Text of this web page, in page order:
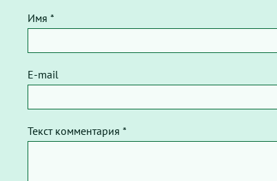
Имя *
E-mail
Текст комментария *